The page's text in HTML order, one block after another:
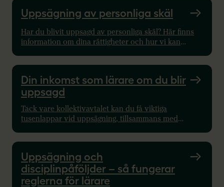
Uppsägning av personliga skäl
Har du blivit uppsagd av personliga skäl? Här finns
information om dina rättigheter och hur vi kan
Din inkomst som lärare om du blir
uppsagd
Tack vare kollektivavtalet kan du få viktiga
tusenlappar vid uppsägning, tillsammans med
Uppsägning och
disciplinpåföljder – så fungerar
reglerna för lärare